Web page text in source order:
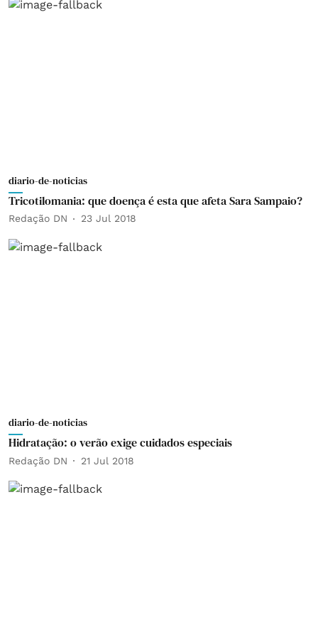
diario-de-noticias
Tricotilomania: que doença é esta que afeta Sara Sampaio?
Redação DN 23 Jul 2018
diario-de-noticias
Hidratação: o verão exige cuidados especiais
Redação DN 21 Jul 2018